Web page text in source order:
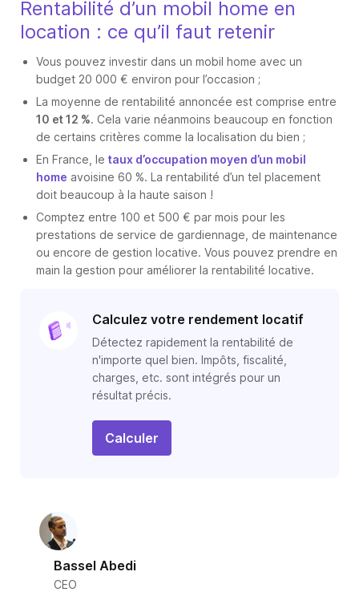
Rentabilité d’un mobil home en
location : ce qu’il faut retenir
Vous pouvez investir dans un mobil home avec un
budget 20 000 € environ pour l’occasion ;
La moyenne de rentabilité annoncée est comprise entre
10 et 12 %. Cela varie néanmoins beaucoup en fonction
de certains critères comme la localisation du bien ;
En France, le taux d’occupation moyen d’un mobil
home avoisine 60 %. La rentabilité d’un tel placement
doit beaucoup à la haute saison !
Comptez entre 100 et 500 € par mois pour les
prestations de service de gardiennage, de maintenance
ou encore de gestion locative. Vous pouvez prendre en
main la gestion pour améliorer la rentabilité locative.
Calculez votre rendement locatif
Détectez rapidement la rentabilité de
n'importe quel bien. Impôts, fiscalité,
charges, etc. sont intégrés pour un
résultat précis.
Calculer
Bassel Abedi
CEO